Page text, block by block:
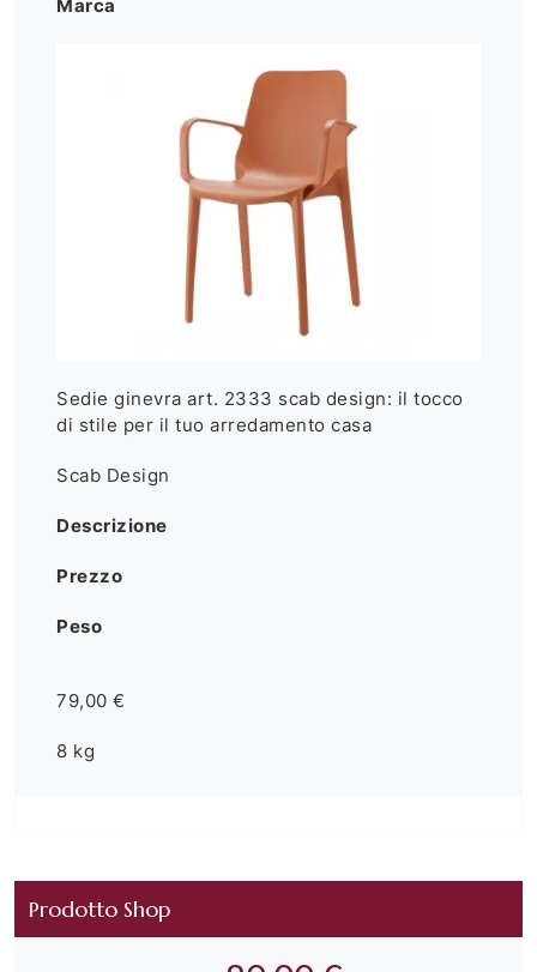
Marca
Sedie ginevra art. 2333 scab design: il tocco
di stile per il tuo arredamento casa
Scab Design
Descrizione
Prezzo
Peso
79,00 €
8 kg